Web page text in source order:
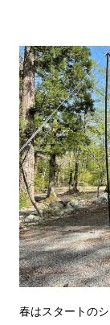
春はスタートの